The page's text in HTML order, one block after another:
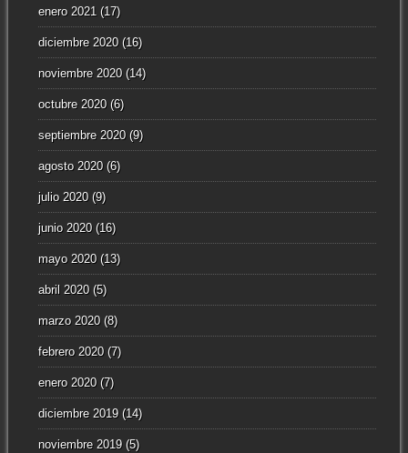
enero 2021(17)
diciembre 2020(16)
noviembre 2020(14)
octubre 2020(6)
septiembre 2020(9)
agosto 2020(6)
julio 2020(9)
junio 2020(16)
mayo 2020(13)
abril 2020(5)
marzo 2020(8)
febrero 2020(7)
enero 2020(7)
diciembre 2019(14)
noviembre 2019(5)